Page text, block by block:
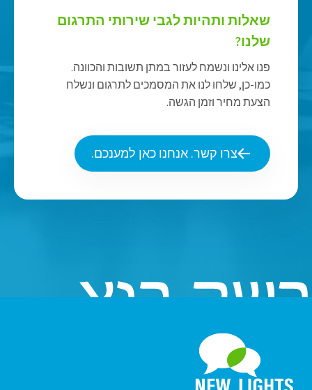
שאלות ותהיות לגבי שירותי התרגום
שלנו?
פנו אלינו ונשמח לעזור במתן תשובות והכוונה.
כמו-כן, שלחו לנו את המסמכים לתרגום ונשלח
הצעת מחיר וזמן הגשה.
צרו קשר. אנחנו כאן למענכם.